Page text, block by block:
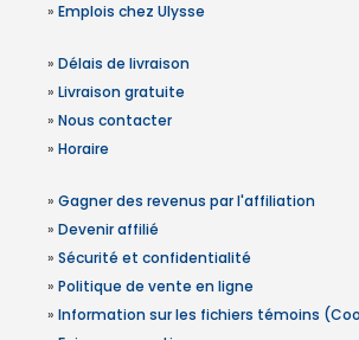
» Emplois chez Ulysse
» Délais de livraison
» Livraison gratuite
» Nous contacter
» Horaire
» Gagner des revenus par l'affiliation
» Devenir affilié
» Sécurité et confidentialité
» Politique de vente en ligne
» Information sur les fichiers témoins